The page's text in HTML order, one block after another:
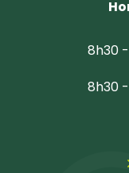
8h30 -
8h30 -